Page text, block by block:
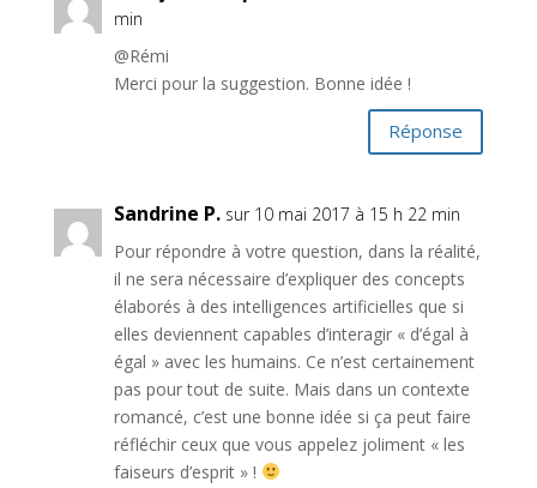
min
@Rémi
Merci pour la suggestion. Bonne idée !
Réponse
Sandrine P. sur 10 mai 2017 à 15 h 22 min
Pour répondre à votre question, dans la réalité,
il ne sera nécessaire d’expliquer des concepts
élaborés à des intelligences artificielles que si
elles deviennent capables d’interagir « d’égal à
égal » avec les humains. Ce n’est certainement
pas pour tout de suite. Mais dans un contexte
romancé, c’est une bonne idée si ça peut faire
réfléchir ceux que vous appelez joliment « les
faiseurs d’esprit » !